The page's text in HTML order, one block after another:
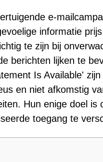
e-
informatie
te zijn bij
berichten lijken te
Is Available'
en niet afkomstig
Hun enige doel
toegang te